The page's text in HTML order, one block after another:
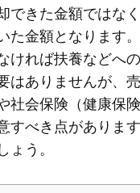
できた金額ではな
た金額となります。
ければ扶養などへ
はありませんが、
社会保険（健康保
すべき点がありま
う。